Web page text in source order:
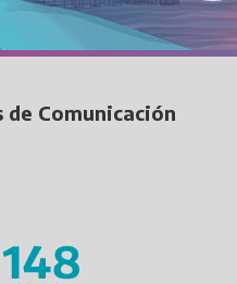
de Comunicación